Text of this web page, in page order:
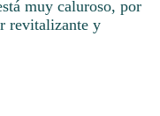
muy caluroso, por
revitalizante y